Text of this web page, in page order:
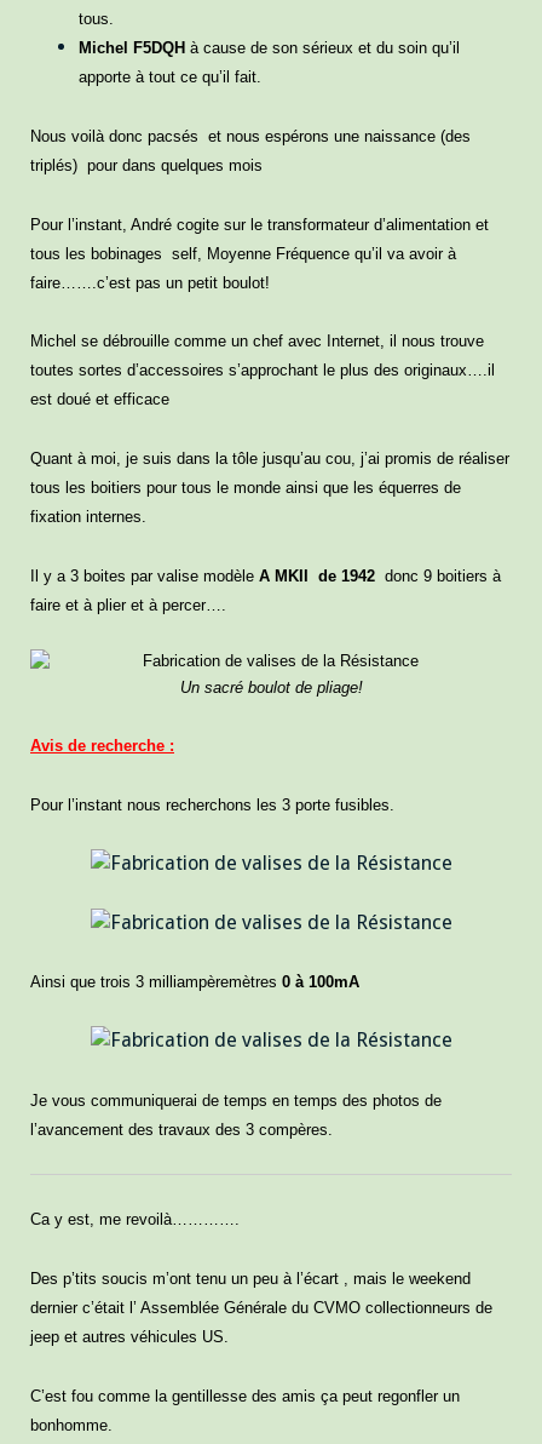
tous.
Michel F5DQH à cause de son sérieux et du soin qu’il
apporte à tout ce qu’il fait.
Nous voilà donc pacsés et nous espérons une naissance (des
triplés) pour dans quelques mois
Pour l’instant, André cogite sur le transformateur d’alimentation et
tous les bobinages self, Moyenne Fréquence qu’il va avoir à
faire…….c’est pas un petit boulot!
Michel se débrouille comme un chef avec Internet, il nous trouve
toutes sortes d’accessoires s’approchant le plus des originaux….il
est doué et efficace
Quant à moi, je suis dans la tôle jusqu’au cou, j’ai promis de réaliser
tous les boitiers pour tous le monde ainsi que les équerres de
fixation internes.
Il y a 3 boites par valise modèle A MKII de 1942 donc 9 boitiers à
faire et à plier et à percer….
Un sacré boulot de pliage!
Avis de recherche :
Pour l’instant nous recherchons les 3 porte fusibles.
Ainsi que trois 3 milliampèremètres 0 à 100mA
Je vous communiquerai de temps en temps des photos de
l’avancement des travaux des 3 compères.
Ca y est, me revoilà………….
Des p’tits soucis m’ont tenu un peu à l’écart , mais le weekend
dernier c’était l’ Assemblée Générale du CVMO collectionneurs de
jeep et autres véhicules US.
C’est fou comme la gentillesse des amis ça peut regonfler un
bonhomme.